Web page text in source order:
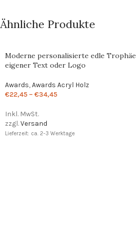
Ähnliche Produkte
Moderne personalisierte edle
eigener Text oder Logo
Awards,Awards Acryl Holz
€22,45 – €34,45
Inkl. MwSt.
zzgl.Versand
Lieferzeit: ca. 2-3 Werktage